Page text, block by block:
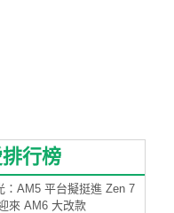
行榜
：AM5 平台擬挺進 Zen 7
來 AM6 大改款